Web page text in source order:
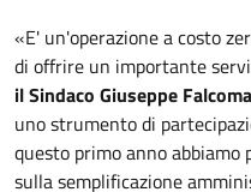
«E' un'operazione a costo
di offrire un importante
il Sindaco Giuseppe
uno strumento di
questo primo anno
sulla semplificazione